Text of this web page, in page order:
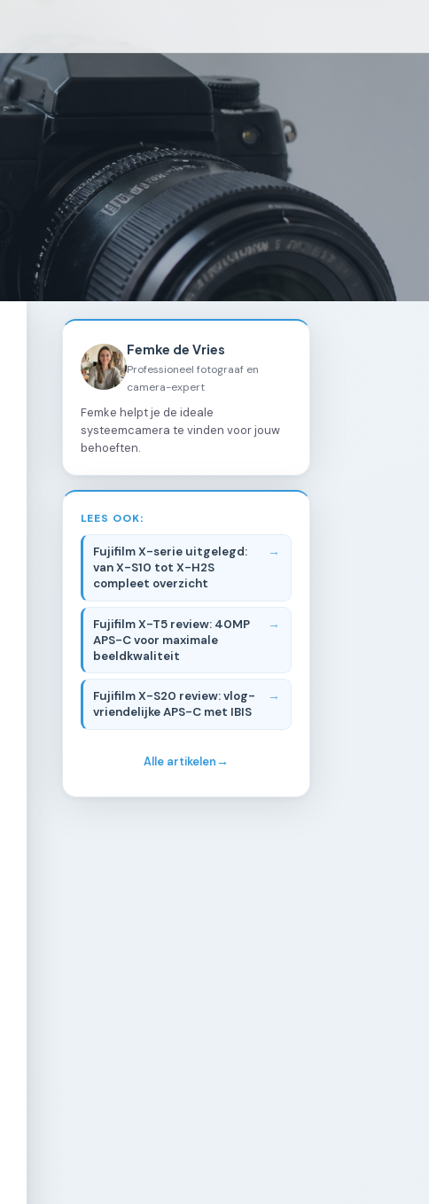
Femke de Vries
Professioneel fotograaf en
camera-expert
Femke helpt je de ideale
systeemcamera te vinden voor jouw
behoeften.
LEES OOK:
Fujifilm X-serie uitgelegd:
van X-S10 tot X-H2S
compleet overzicht
Fujifilm X-T5 review: 40MP
APS-C voor maximale
beeldkwaliteit
Fujifilm X-S20 review: vlog-
vriendelijke APS-C met IBIS
Alle artikelen